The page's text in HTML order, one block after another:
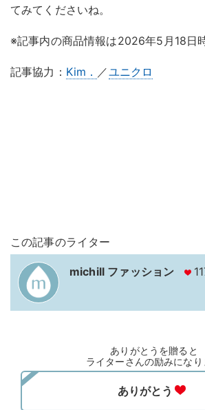
てみてくださいね。
※記事内の商品情報は2026年5月18日
記事協力： Kim． ／ユニクロ
この記事のライター
michill ファッション
ありがとうを贈ると
ライターさんの励みになり